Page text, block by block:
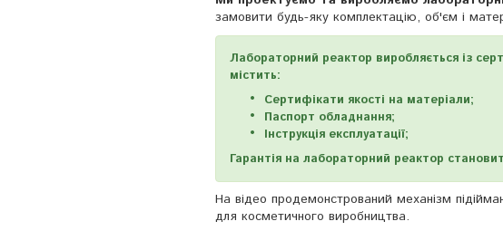
замовити будь-яку комплектацію, об'єм і
Лабораторний реактор виробляється із
містить:
Сертифікати якості на матеріали;
Паспорт обладнання;
Інструкція експлуатації;
Гарантія на лабораторний реактор
На відео продемонстрований механізм
для косметичного виробництва.